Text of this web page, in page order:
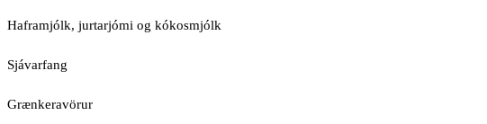
Haframjólk, jurtarjómi og kókosmjólk
Sjávarfang
Grænkeravörur